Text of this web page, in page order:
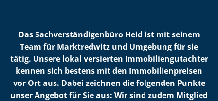
Das Sach­ver­stän­di­gen­bü­ro Heid ist mit seinem
Team für Marktredwitz und Umgebung für sie
tätig. Unsere lokal versierten Im­mo­bi­li­en­gut­ach­ter
kennen sich bestens mit den Im­mo­bi­li­en­prei­sen
vor Ort aus. Dabei zeichnen die folgenden Punkte
unser Angebot für Sie aus: Wir sind zudem Mitglied